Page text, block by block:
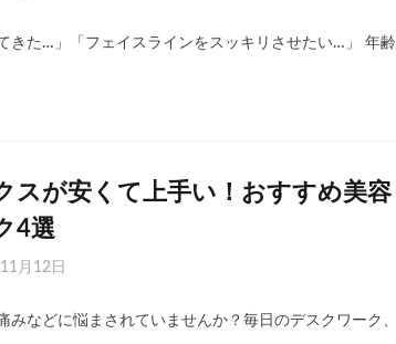
きた…」「フェイスラインをスッキリさせたい…」 年齢
スが安くて上手い！おすすめ美容
4選
月12日
みなどに悩まされていませんか？毎日のデスクワーク、